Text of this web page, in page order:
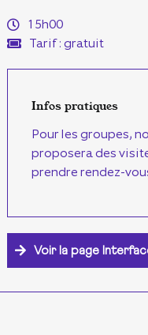
15h00
Tarif : gratuit
Infos pratiques
Pour les groupes,
proposera des
prendre rendez-
Voir la page